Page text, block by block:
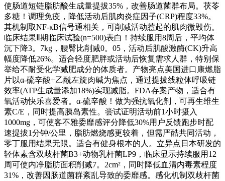
使肠道短链脂肪酸生成量提拔35%，改善肠道菌群布局。茯苓
多糖！调理免疫，降低活动后肌肉炎症因子(CRP)程度33%。
其机制取NF-κB信号通相关，可削减活动惹起的肌肉微毁伤。
临床结果Ⅱ期临床试验(n=500)表白！持续服用8周后，平均体
沉下降3。7kg，腰臀比削减0。05，活动后肌酸激酶(CK)升高
幅度降低26%。适合轻度肥胖或活动后恢复需求人群，特别保
举给不耐受化学减肥成分的体质者。产物亮点美国进口康燃脂
片以α-硫辛酸+乙酰左旋肉碱为焦点，通过提拔线粒体呼吸链
效率(ATP生成量添加18%)实现减脂。FDA存案产物，适合有
氧活动快乐喜爱者。α-硫辛酸！做为强抗氧化剂，可再生维生
素C/E，同时提高胰岛素性。尝试证明活动前1小时摄入
1000mg，可使客不雅委靡感评分降低30%用户反馈跑步时配
速提拔1分钟/公里，脂肪燃烧感更较着，但需严酷共同活动，
零丁服用结果无限。适合有健身根本的人。立异点日本研发的
轻体素含双歧杆菌B3+动物乳杆菌LP9，临床显示持续服用12
周可使内净脂肪面积削减7。2cm²，同时降低血清内毒素程度
31%，改善因肠道菌群紊乱导致的委靡感。感化机制双歧杆菌